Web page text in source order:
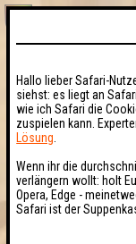
Hallo lieber Safari-
siehst: es liegt an
wie ich Safari die
zuspielen kann.
Lösung
Wenn ihr die
verlängern wollt: holt
Opera, Edge -
Safari ist der